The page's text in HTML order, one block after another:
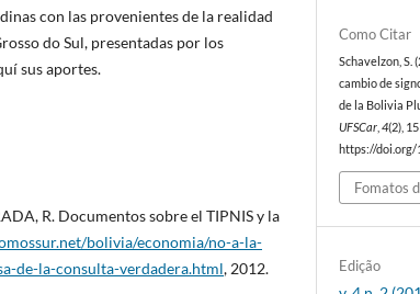
con las provenientes de la realidad
do Sul, presentadas por los
sus aportes.
R. Documentos sobre el TIPNIS y la
bolivia/economia/no-a-la-
de-la-consulta-verdadera.html, 2012.
Como Citar
Schavelzon, S.
cambio de
de la Bolivia
UFSCar ,4(2),
https://doi.org/
Fomatos
Edição